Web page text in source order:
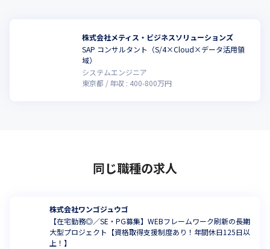
株式会社メティス・ビジネスソリューションズ
SAP コンサルタント（S/4×Cloud×データ活用領
域）
システムエンジニア
東京都
年収 : 400-800万円
同じ職種の求人
株式会社ワンゴジュウゴ
【在宅勤務◎／SE・PG募集】WEBフレームワーク刷新の長期
大型プロジェクト【資格取得支援制度あり！年間休日125日以
上！】